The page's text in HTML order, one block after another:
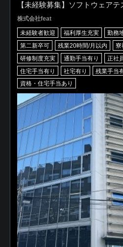
【未経験募集】ソフトウェア
株式会社feat
未経験者歓迎 福利厚生充実 勤務
第二新卒可
残業20時間/月以内 寮
研修制度充実
通勤手当有り
正社
住宅手当有り
社宅有り 残業手当
資格・住宅手当あり